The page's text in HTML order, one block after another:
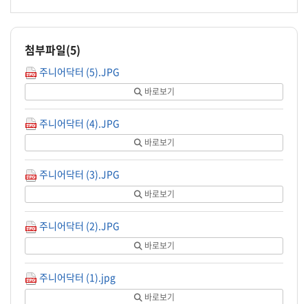
첨부파일(5)
주니어닥터 (5).JPG
바로보기
주니어닥터 (4).JPG
바로보기
주니어닥터 (3).JPG
바로보기
주니어닥터 (2).JPG
바로보기
주니어닥터 (1).jpg
바로보기